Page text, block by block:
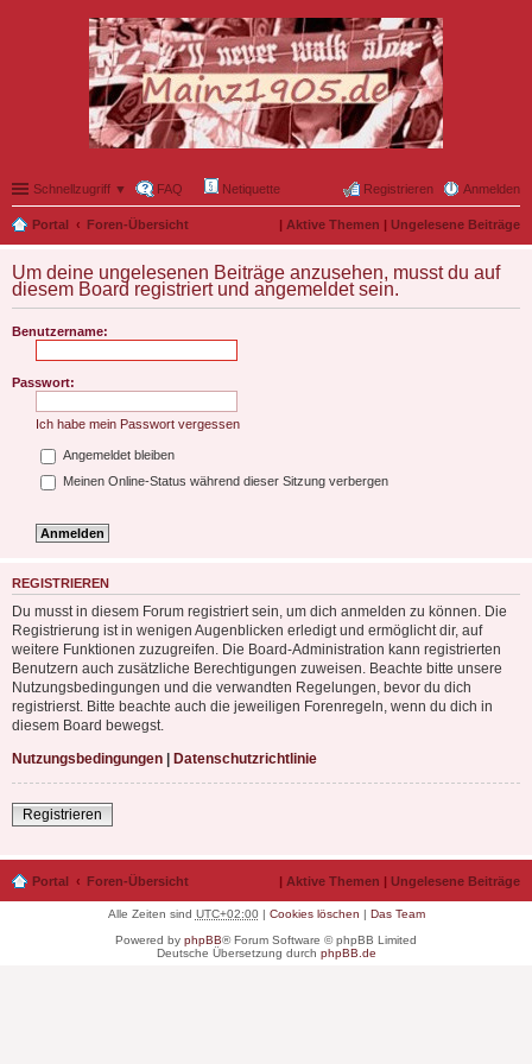
Schnellzugriff ▼ FAQ Netiquette Anmelden
Registrieren
Portal Foren-Übersicht | Aktive Themen | Ungelesene Beiträge
Um deine ungelesenen Beiträge anzusehen, musst du auf
diesem Board registriert und angemeldet sein.
Benutzername:
Passwort:
Ich habe mein Passwort vergessen
Angemeldet bleiben
Meinen Online-Status während dieser Sitzung verbergen
REGISTRIEREN
Du musst in diesem Forum registriert sein, um dich anmelden zu können. Die
Registrierung ist in wenigen Augenblicken erledigt und ermöglicht dir, auf
weitere Funktionen zuzugreifen. Die Board-Administration kann registrierten
Benutzern auch zusätzliche Berechtigungen zuweisen. Beachte bitte unsere
Nutzungsbedingungen und die verwandten Regelungen, bevor du dich
registrierst. Bitte beachte auch die jeweiligen Forenregeln, wenn du dich in
diesem Board bewegst.
Nutzungsbedingungen | Datenschutzrichtlinie
Registrieren
Portal Foren-Übersicht | Aktive Themen | Ungelesene Beiträge
Alle Zeiten sind UTC+02:00| Cookies löschen | Das Team
Powered by phpBB® Forum Software © phpBB Limited
Deutsche Übersetzung durch phpBB.de